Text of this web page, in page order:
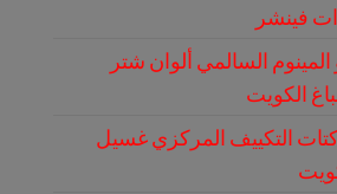
فينشر
السالمي ألوان شتر
الكويت
التكييف المركزي غسيل